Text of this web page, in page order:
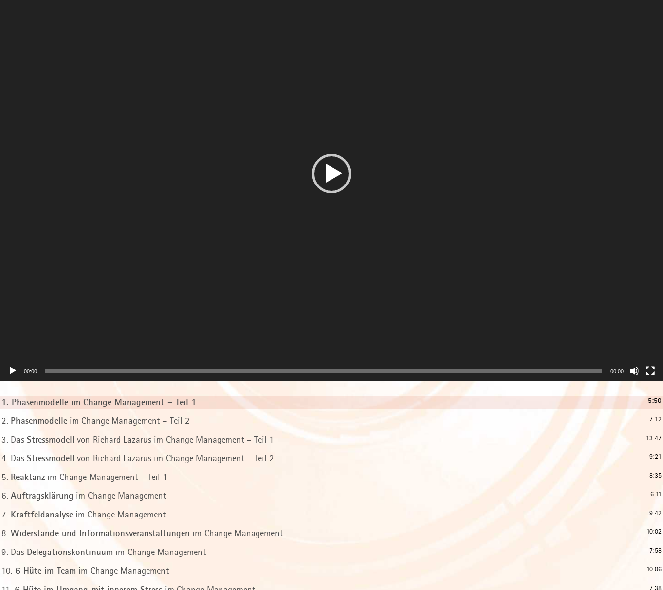
00:00 00:00
1. Phasenmodelle im Change Management – Teil 1 5:50
2. Phasenmodelle im Change Management – Teil 2 7:12
3. Das Stressmodell von Richard Lazarus im Change Management – Teil 1 13:47
4. Das Stressmodell von Richard Lazarus im Change Management – Teil 2 9:21
5. Reaktanz im Change Management – Teil 1 8:35
6. Auftragsklärung im Change Management 6:11
7. Kraftfeldanalyse im Change Management 9:42
8. Widerstände und Informationsveranstaltungen im Change Management 10:02
9. Das Delegationskontinuum im Change Management 7:58
10. 6 Hüte im Team im Change Management 10:06
7:38